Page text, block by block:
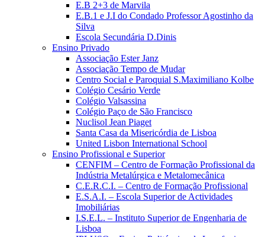
E.B 2+3 de Marvila
E.B.1 e J.I do Condado Professor Agostinho da
Silva
Escola Secundária D.Dinis
Ensino Privado
Associação Ester Janz
Associação Tempo de Mudar
Centro Social e Paroquial S.Maximiliano Kolbe
Colégio Cesário Verde
Colégio Valsassina
Colégio Paço de São Francisco
Nuclisol Jean Piaget
Santa Casa da Misericórdia de Lisboa
United Lisbon International School
Ensino Profissional e Superior
CENFIM – Centro de Formação Profissional da
Indústria Metalúrgica e Metalomecânica
C.E.R.C.I. – Centro de Formação Profissional
E.S.A.I. – Escola Superior de Actividades
Imobiliárias
I.S.E.L. – Instituto Superior de Engenharia de
Lisboa